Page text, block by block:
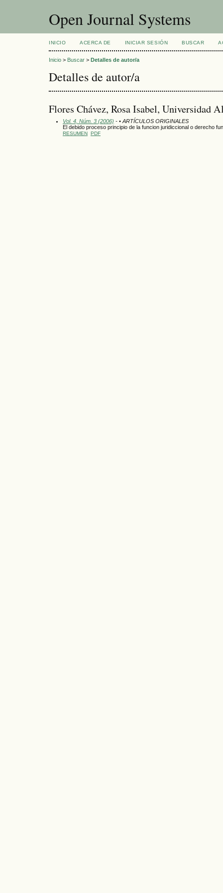
Open Journal Systems
INICIO ACERCA DE INICIAR SESIÓN BUSCAR
Inicio > Buscar > Detalles de autor/a
Detalles de autor/a
Flores Chávez, Rosa Isabel, Universidad
Vol. 4, Núm. 3 (2006) - • ARTÍCULOS ORIGINALES
El debido proceso principio de la funcion juridiccional o derecho
RESUMEN PDF